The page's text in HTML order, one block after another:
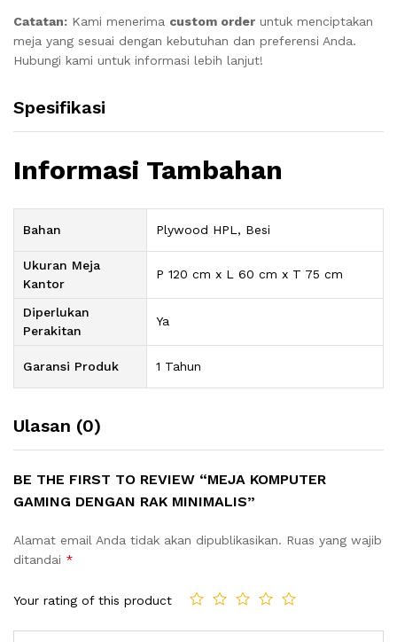
Catatan: Kami menerima custom order untuk menciptakan
meja yang sesuai dengan kebutuhan dan preferensi Anda.
Hubungi kami untuk informasi lebih lanjut!
Spesifikasi
Informasi Tambahan
Bahan Plywood HPL, Besi
Ukuran Meja
Kantor
P 120 cm x L 60 cm x T 75 cm
Diperlukan
Perakitan
Ya
Garansi Produk 1 Tahun
Ulasan (0)
BE THE FIRST TO REVIEW “MEJA KOMPUTER
GAMING DENGAN RAK MINIMALIS”
Alamat email Anda tidak akan dipublikasikan. Ruas yang wajib
ditandai *
Your rating of this product